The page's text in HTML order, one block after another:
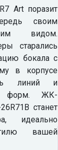
Art поразит
своим
видом.
старались
бокала с
в корпусе
линий и
форм. ЖК-
станет
идеально
вашей